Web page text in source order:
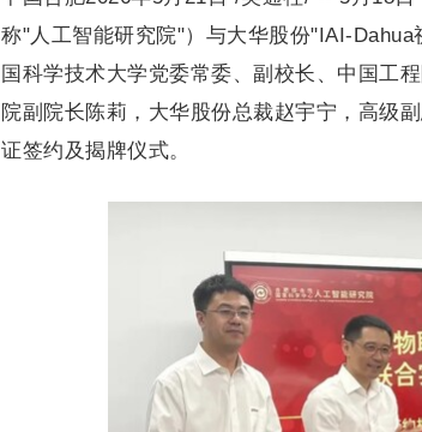
称"人工智能研究院"）与大华股份"IAI-
国科学技术大学党委常委、副校长、中国工
院副院长陈莉，大华股份总裁赵宇宁，高级
证签约及揭牌仪式。